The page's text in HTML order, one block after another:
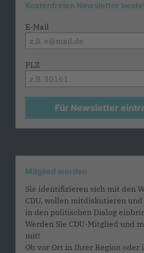
Kostenfreien Newsletter
E-Mail
PLZ
Für Newsletter
Mitglied werden
Sie identifizieren sich mit den
CDU, wollen mitdiskutieren
in den politischen Dialog
Werden Sie CDU-Mitglied und
mit!
Ob vor Ort in Ihrer Region oder